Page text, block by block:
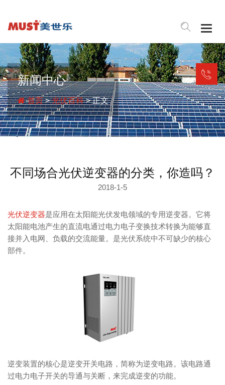
新闻中心
首页>光伏百科> 正文
不同场合光伏逆变器的分类，你造吗？
2018-1-5
光伏逆变器是应用在太阳能光伏发电领域的专用逆变器。它将
太阳能电池产生的直流电通过电力电子变换技术转换为能够直
接并入电网、负载的交流能量。是光伏系统中不可缺少的核心
部件。
逆变装置的核心是逆变开关电路，简称为逆变电路。该电路通
过电力电子开关的导通与关断，来完成逆变的功能。